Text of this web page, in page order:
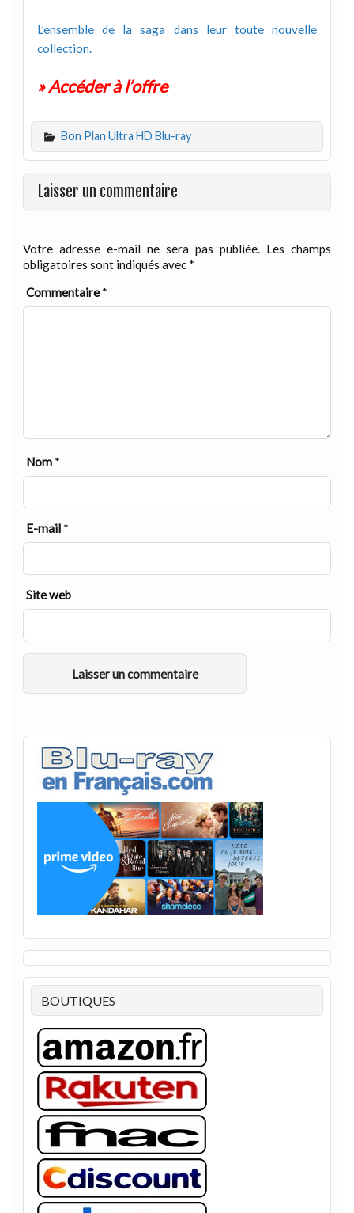
L’ensemble de la saga dans leur toute nouvelle
collection.
» Accéder à l’offre
Bon Plan Ultra HD Blu-ray
Laisser un commentaire
Votre adresse e-mail ne sera pas publiée. Les champs
obligatoires sont indiqués avec *
Commentaire*
Nom *
E-mail *
Site web
BOUTIQUES